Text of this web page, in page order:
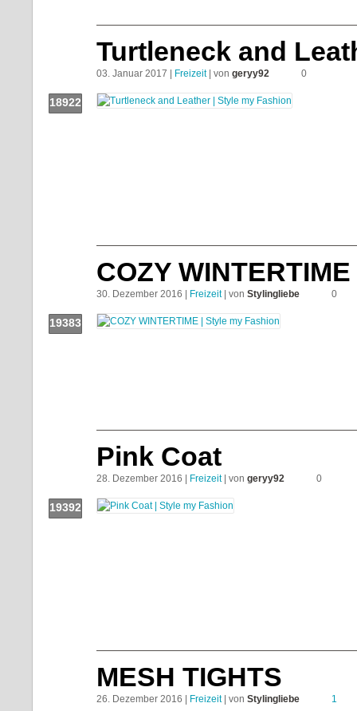
Turtleneck and
03. Januar 2017 | Freizeit| von geryy92 0
18922
COZY WINTERTIME
30. Dezember 2016 | Freizeit| von Stylingliebe 0
19383
Pink Coat
28. Dezember 2016 | Freizeit| von geryy92 0
19392
MESH TIGHTS
26. Dezember 2016 | Freizeit| von Stylingliebe 1